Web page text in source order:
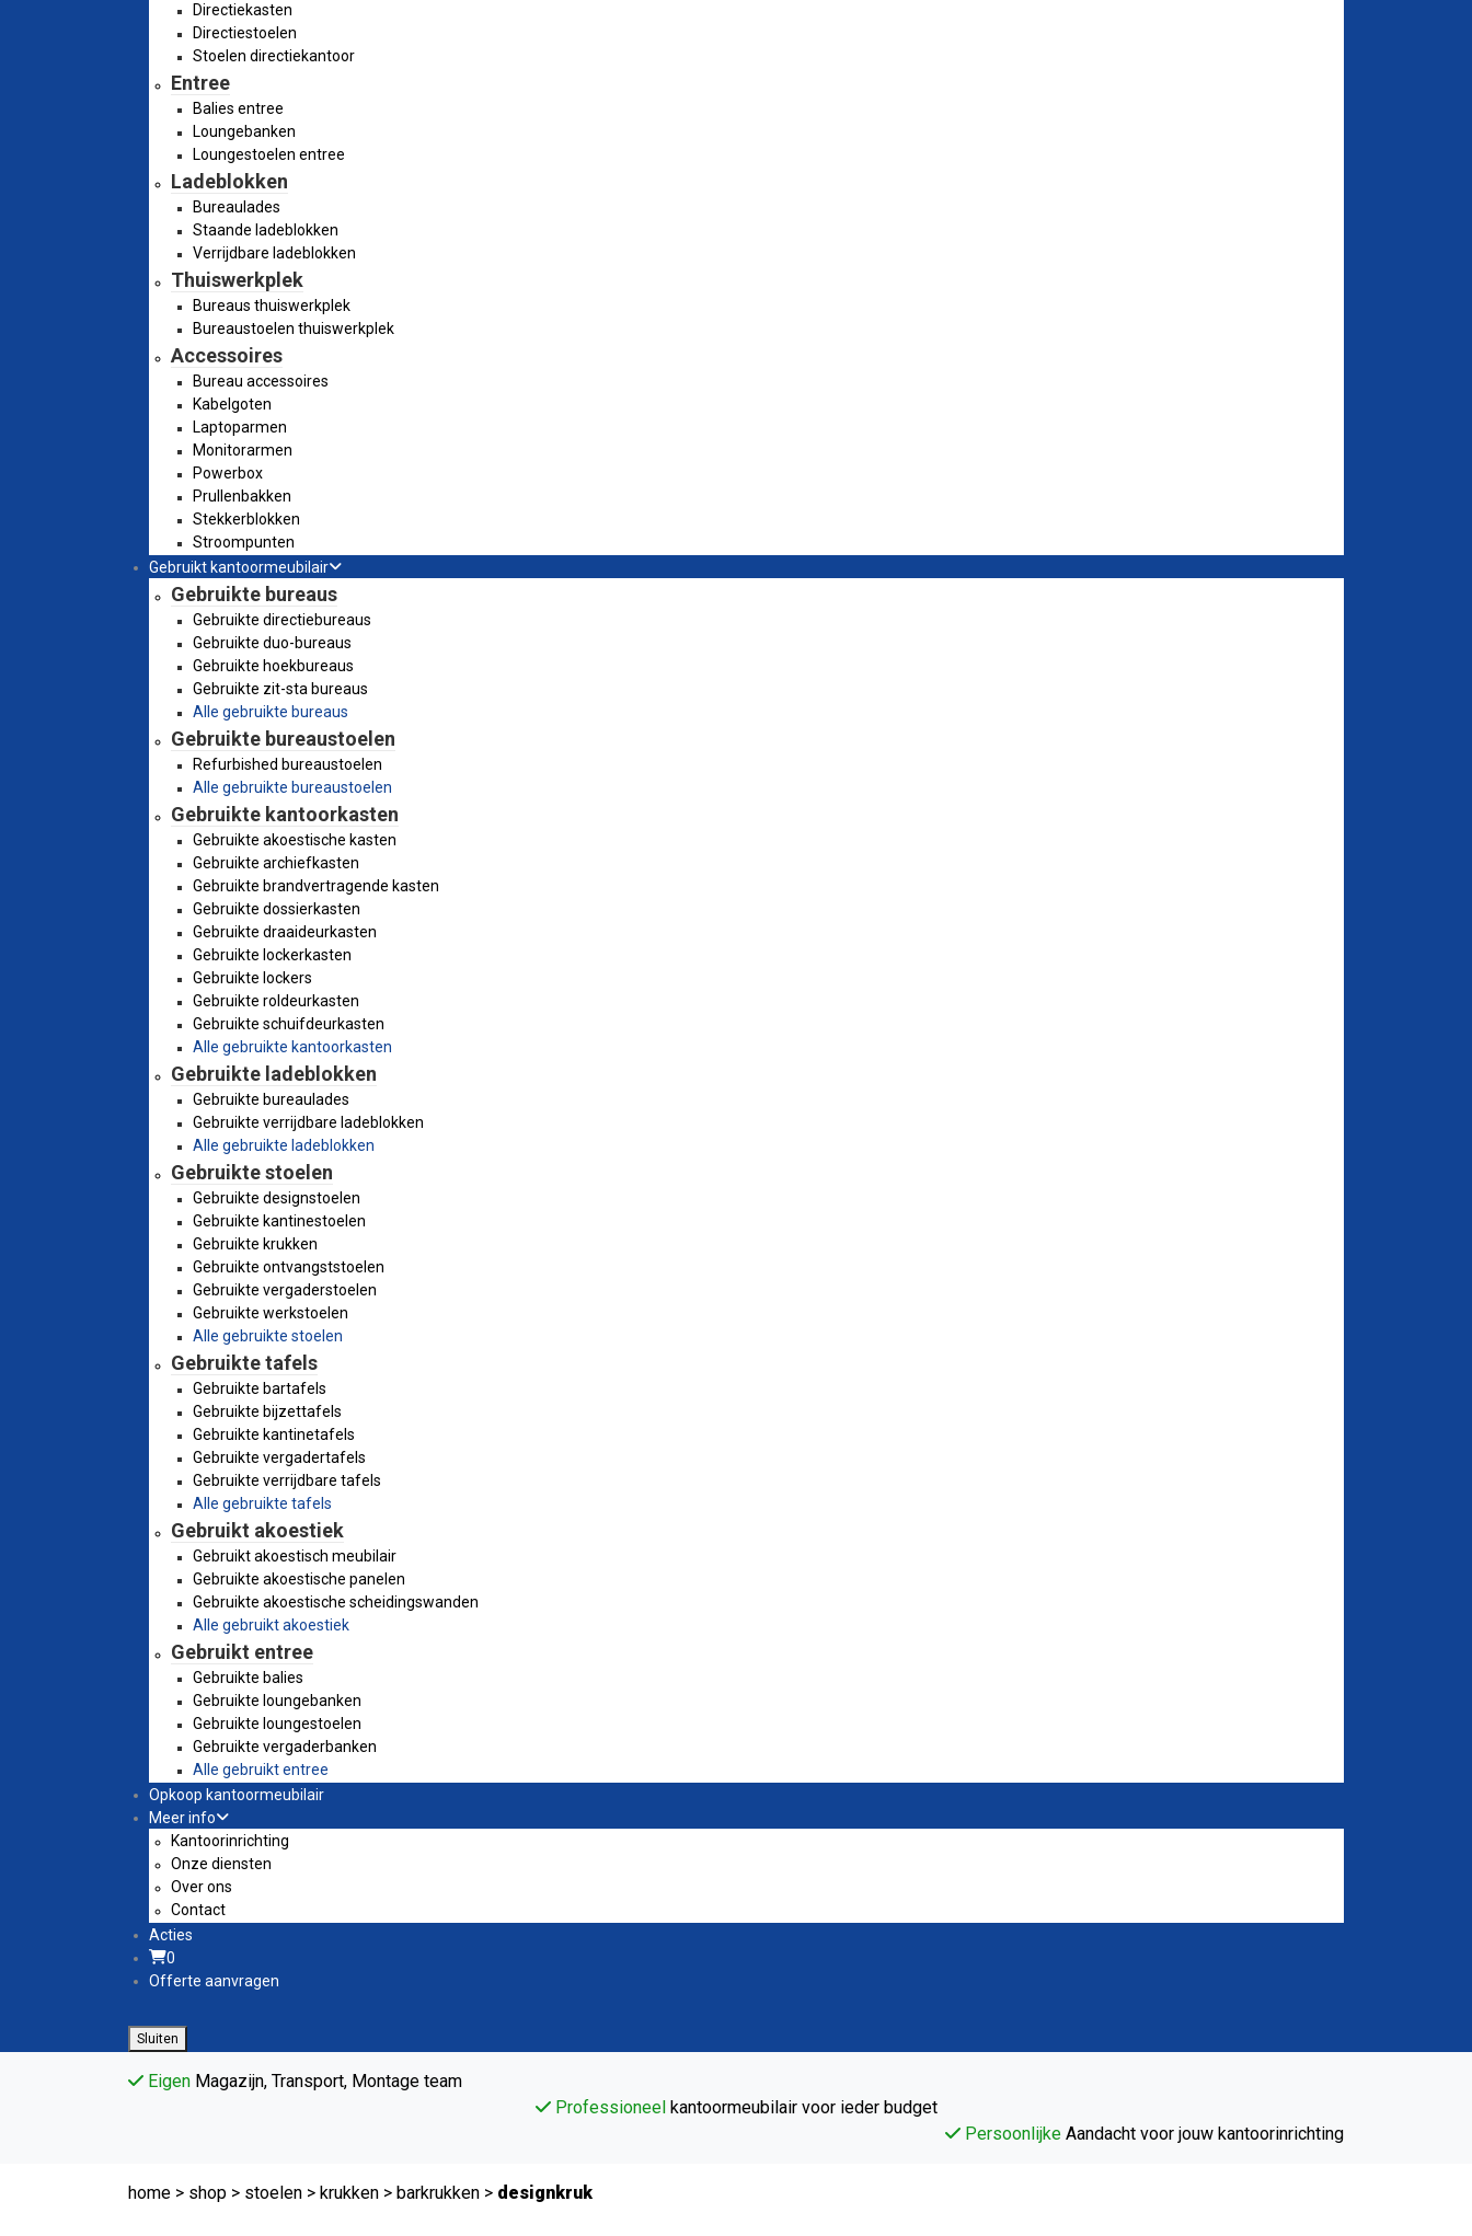
Directiekasten
Directiestoelen
Stoelen directiekantoor
Entree
Balies entree
Loungebanken
Loungestoelen entree
Ladeblokken
Bureaulades
Staande ladeblokken
Verrijdbare ladeblokken
Thuiswerkplek
Bureaus thuiswerkplek
Bureaustoelen thuiswerkplek
Accessoires
Bureau accessoires
Kabelgoten
Laptoparmen
Monitorarmen
Powerbox
Prullenbakken
Stekkerblokken
Stroompunten
Gebruikt kantoormeubilair
Gebruikte bureaus
Gebruikte directiebureaus
Gebruikte duo-bureaus
Gebruikte hoekbureaus
Gebruikte zit-sta bureaus
Alle gebruikte bureaus
Gebruikte bureaustoelen
Refurbished bureaustoelen
Alle gebruikte bureaustoelen
Gebruikte kantoorkasten
Gebruikte akoestische kasten
Gebruikte archiefkasten
Gebruikte brandvertragende kasten
Gebruikte dossierkasten
Gebruikte draaideurkasten
Gebruikte lockerkasten
Gebruikte lockers
Gebruikte roldeurkasten
Gebruikte schuifdeurkasten
Alle gebruikte kantoorkasten
Gebruikte ladeblokken
Gebruikte bureaulades
Gebruikte verrijdbare ladeblokken
Alle gebruikte ladeblokken
Gebruikte stoelen
Gebruikte designstoelen
Gebruikte kantinestoelen
Gebruikte krukken
Gebruikte ontvangststoelen
Gebruikte vergaderstoelen
Gebruikte werkstoelen
Alle gebruikte stoelen
Gebruikte tafels
Gebruikte bartafels
Gebruikte bijzettafels
Gebruikte kantinetafels
Gebruikte vergadertafels
Gebruikte verrijdbare tafels
Alle gebruikte tafels
Gebruikt akoestiek
Gebruikt akoestisch meubilair
Gebruikte akoestische panelen
Gebruikte akoestische scheidingswanden
Alle gebruikt akoestiek
Gebruikt entree
Gebruikte balies
Gebruikte loungebanken
Gebruikte loungestoelen
Gebruikte vergaderbanken
Alle gebruikt entree
Opkoop kantoormeubilair
Meer info
Kantoorinrichting
Onze diensten
Over ons
Contact
Acties
winkelwagen
0
Offerte aanvragen
Sluiten
Eigen Magazijn, Transport, Montage team
Professioneelkantoormeubilair voor ieder budget
Persoonlijke Aandacht voor jouw kantoorinrichting
home > shop > stoelen > krukken > barkrukken > designkruk